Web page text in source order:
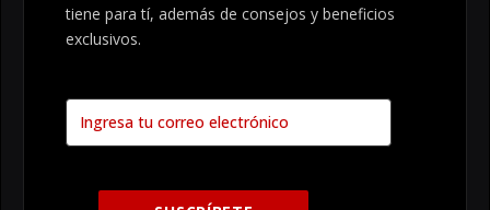
tiene para tí, además de consejos y beneficios
exclusivos.